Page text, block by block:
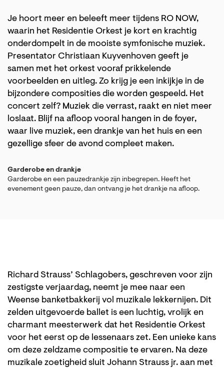
Je hoort meer en beleeft meer tijdens RO NOW,
waarin het Residentie Orkest je kort en krachtig
onderdompelt in de mooiste symfonische muziek.
Presentator Christiaan Kuyvenhoven geeft je
samen met het orkest vooraf prikkelende
voorbeelden en uitleg. Zo krijg je een inkijkje in de
bijzondere composities die worden gespeeld. Het
concert zelf? Muziek die verrast, raakt en niet meer
loslaat. Blijf na afloop vooral hangen in de foyer,
waar live muziek, een drankje van het huis en een
gezellige sfeer de avond compleet maken.
Garderobe en drankje
Garderobe en een pauzedrankje zijn inbegrepen. Heeft het
evenement geen pauze, dan ontvang je het drankje na afloop.
Richard Strauss’ Schlagobers, geschreven voor zijn
zestigste verjaardag, neemt je mee naar een
Weense banketbakkerij vol muzikale lekkernijen. Dit
zelden uitgevoerde ballet is een luchtig, vrolijk en
charmant meesterwerk dat het Residentie Orkest
voor het eerst op de lessenaars zet. Een unieke kans
om deze zeldzame compositie te ervaren. Na deze
muzikale zoetigheid sluit Johann Strauss jr. aan met